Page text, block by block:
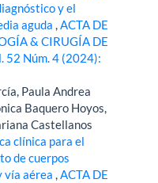
y el
aguda,ACTA DE
& CIRUGÍA DE
52 Núm. 4 (2024):
Paula Andrea
Baquero Hoyos,
Castellanos
clínica para el
de cuerpos
vía aérea,ACTA DE